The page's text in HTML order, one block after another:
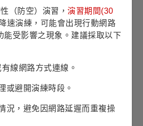
定期定額
（防空）演習，演習期間(30
速演練，可能會出現行動網路
能受影響之現象。建議採取以下
線網路方式連線。
或避開演練時段。
況，避免因網路延遲而重複操